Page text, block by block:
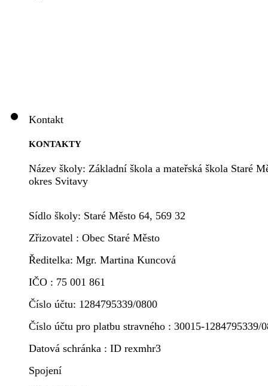
Kontakt
KONTAKTY
Název školy: Základní škola a mateřská škola Staré
okres Svitavy
Sídlo školy: Staré Město 64, 569 32
Zřizovatel : Obec Staré Město
Ředitelka: Mgr. Martina Kuncová
IČO : 75 001 861
Číslo účtu: 1284795339/0800
Číslo účtu pro platbu stravného : 30015-1284795339/
Datová schránka : ID rexmhr3
Spojení